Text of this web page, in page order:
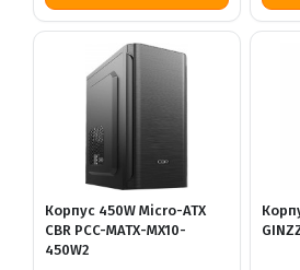
Корпус 450W Micro-ATX
CBR PCC-MATX-MX10-
450W2